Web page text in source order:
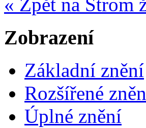
Zobrazení
Základní znění
Rozšířené
Úplné znění